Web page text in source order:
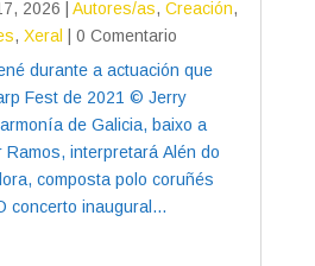
2026 Autores/as, Creación,
, Xeral
| 0 Comentario
durante a actuación que
Fest de 2021 © Jerry
de Galicia, baixo a
interpretará Alén do
composta polo coruñés
concerto inaugural...